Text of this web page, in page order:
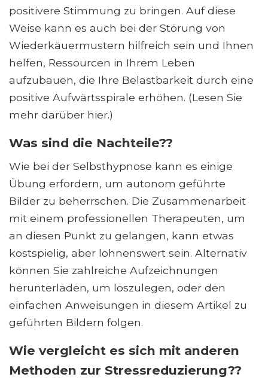
positivere Stimmung zu bringen. Auf diese
Weise kann es auch bei der Störung von
Wiederkäuermustern hilfreich sein und Ihnen
helfen, Ressourcen in Ihrem Leben
aufzubauen, die Ihre Belastbarkeit durch eine
positive Aufwärtsspirale erhöhen. (Lesen Sie
mehr darüber hier.)
Was sind die Nachteile??
Wie bei der Selbsthypnose kann es einige
Übung erfordern, um autonom geführte
Bilder zu beherrschen. Die Zusammenarbeit
mit einem professionellen Therapeuten, um
an diesen Punkt zu gelangen, kann etwas
kostspielig, aber lohnenswert sein. Alternativ
können Sie zahlreiche Aufzeichnungen
herunterladen, um loszulegen, oder den
einfachen Anweisungen in diesem Artikel zu
geführten Bildern folgen.
Wie vergleicht es sich mit anderen
Methoden zur Stressreduzierung??